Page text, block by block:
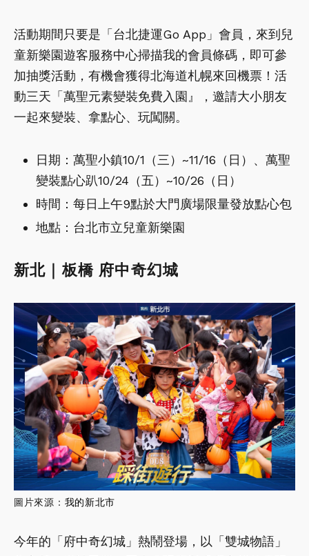
活動期間只要是「台北捷運Go App」會員，來到兒
童新樂園遊客服務中心掃描我的會員條碼，即可參
加抽獎活動，有機會獲得北海道札幌來回機票！活
動三天「萬聖元素變裝免費入園』，邀請大小朋友
一起來變裝、拿點心、玩闖關。
日期：萬聖小鎮10/1（三）~11/16（日）、萬聖
變裝點心趴10/24（五）~10/26（日）
時間：每日上午9點於大門廣場限量發放點心包
地點：台北市立兒童新樂園
新北｜板橋 府中奇幻城
圖片來源： 我的新北市
今年的「府中奇幻城」熱鬧登場，以「雙城物語」